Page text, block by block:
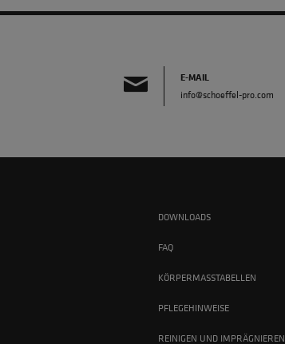
E-MAIL
info@schoeffel-pro.com
DOWNLOADS
FAQ
KÖRPERMASSTABELLEN
PFLEGEHINWEISE
REINIGEN UND IMPRÄGNIEREN